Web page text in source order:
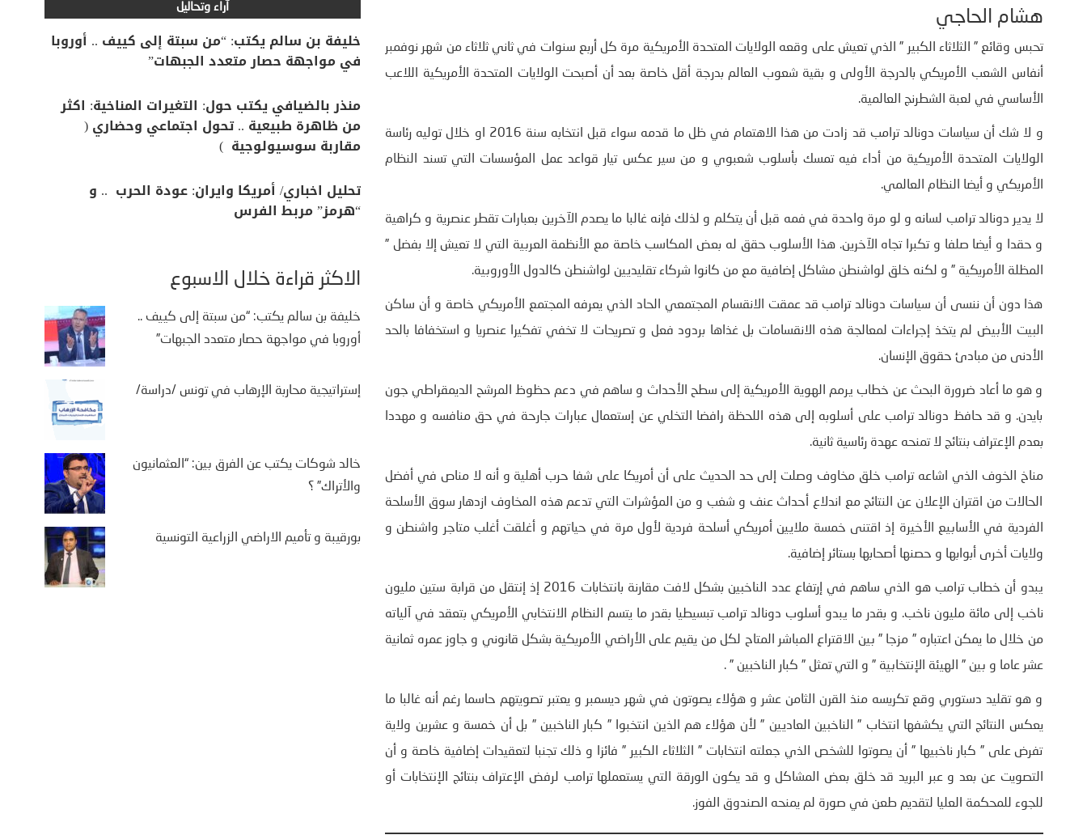
هشام الحاجي
تحبس وقائع ” الثلاثاء الكبير ” الذي تعيش على وقعه الولايات المتحدة الأمريكية مرة كل أربع سنوات في ثاني ثلاثاء من شهر نوفمبر
أنفاس الشعب الأمريكي بالدرجة الأولى و بقية شعوب العالم بدرجة أقل خاصة بعد أن أصبحت الولايات المتحدة الأمريكية اللاعب
الأساسي في لعبة الشطرنج العالمية.
و لا شك أن سياسات دونالد ترامب قد زادت من هذا الاهتمام في ظل ما قدمه سواء قبل انتخابه سنة 2016 او خلال توليه رئاسة
الولايات المتحدة الأمريكية من أداء فيه تمسك بأسلوب شعبوي و من سير عكس تيار قواعد عمل المؤسسات التي تسند النظام
الأمريكي و أيضا النظام العالمي.
لا يدير دونالد ترامب لسانه و لو مرة واحدة في فمه قبل أن يتكلم و لذلك فإنه غالبا ما يصدم الآخرين بعبارات تقطر عنصرية و كراهية
و حقدا و أيضا صلفا و تكبرا تجاه الآخرين. هذا الأسلوب حقق له بعض المكاسب خاصة مع الأنظمة العربية التي لا تعيش إلا بفضل ”
المظلة الأمريكية ” و لكنه خلق لواشنطن مشاكل إضافية مع من كانوا شركاء تقليديين لواشنطن كالدول الأوروبية.
هذا دون أن ننسى أن سياسات دونالد ترامب قد عمقت الانقسام المجتمعي الحاد الذي يعرفه المجتمع الأمريكي خاصة و أن ساكن
البيت الأبيض لم يتخذ إجراءات لمعالجة هذه الانقسامات بل غذاها بردود فعل و تصريحات لا تخفي تفكيرا عنصريا و استخفافا بالحد
الأدنى من مبادئ حقوق الإنسان.
و هو ما أعاد ضرورة البحث عن خطاب يرمم الهوية الأمريكية إلى سطح الأحداث و ساهم في دعم حظوظ المرشح الديمقراطي جون
بايدن. و قد حافظ دونالد ترامب على أسلوبه إلى هذه اللحظة رافضا التخلي عن إستعمال عبارات جارحة في حق منافسه و مهددا
بعدم الإعتراف بنتائج لا تمنحه عهدة رئاسية ثانية.
مناخ الخوف الذي اشاعه ترامب خلق مخاوف وصلت إلى حد الحديث على أن أمريكا على شفا حرب أهلية و أنه لا مناص في أفضل
الحالات من اقتران الإعلان عن النتائج مع اندلاع أحداث عنف و شغب و من المؤشرات التي تدعم هذه المخاوف ازدهار سوق الأسلحة
الفردية في الأسابيع الأخيرة إذ اقتنى خمسة ملايين أمريكي أسلحة فردية لأول مرة في حياتهم و أغلقت أغلب متاجر واشنطن و
ولايات أخرى أبوابها و حصنها أصحابها بستائر إضافية.
يبدو أن خطاب ترامب هو الذي ساهم في إرتفاع عدد الناخبين بشكل لافت مقارنة بانتخابات 2016 إذ إنتقل من قرابة ستين مليون
ناخب إلى مائة مليون ناخب. و بقدر ما يبدو أسلوب دونالد ترامب تبسيطيا بقدر ما يتسم النظام الانتخابي الأمريكي بتعقد في آلياته
من خلال ما يمكن اعتباره ” مزجا ” بين الاقتراع المباشر المتاح لكل من يقيم على الأراضي الأمريكية بشكل قانوني و جاوز عمره ثمانية
عشر عاما و بين ” الهيئة الإنتخابية ” و التي تمثل ” كبار الناخبين ” .
و هو تقليد دستوري وقع تكريسه منذ القرن الثامن عشر و هؤلاء يصوتون في شهر ديسمبر و يعتبر تصويتهم حاسما رغم أنه غالبا ما
يعكس النتائج التي يكشفها انتخاب ” الناخبين العاديين ” لأن هؤلاء هم الذين انتخبوا ” كبار الناخبين ” بل أن خمسة و عشرين ولاية
تفرض على ” كبار ناخبيها ” أن يصوتوا للشخص الذي جعلته انتخابات ” الثلاثاء الكبير ” فائزا و ذلك تجنبا لتعقيدات إضافية خاصة و أن
التصويت عن بعد و عبر البريد قد خلق بعض المشاكل و قد يكون الورقة التي يستعملها ترامب لرفض الإعتراف بنتائج الإنتخابات أو
للجوء للمحكمة العليا لتقديم طعن في صورة لم يمنحه الصندوق الفوز.
آراء وتحاليل
خليفة بن سالم يكتب: “من سبتة إلى كييف .. أوروبا
في مواجهة حصار متعدد الجبهات”
منذر بالضيافي يكتب حول: التغيرات المناخية: اكثر
من ظاهرة طبيعية .. تحول اجتماعي وحضاري (
مقاربة سوسيولوجية )
تحليل اخباري/ أمريكا وايران: عودة الحرب .. و
“هرمز” مربط الفرس
الأكثر قراءة خلال الأسبوع
خليفة بن سالم يكتب: “من سبتة إلى كييف ..
أوروبا في مواجهة حصار متعدد الجبهات”
إستراتيجية محاربة الإرهاب في تونس /دراسة/
خالد شوكات يكتب عن الفرق بين: “العثمانيون
والأتراك” ؟
بورقيبة و تأميم الاراضي الزراعية التونسية